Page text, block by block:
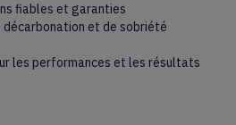
fiables et garanties
décarbonation et de sobriété
les performances et les résultats